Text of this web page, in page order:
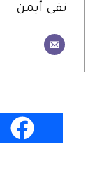
تقى أيمن